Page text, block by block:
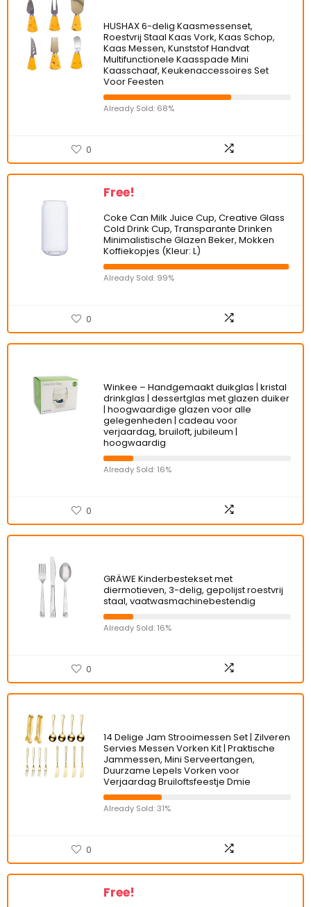
HUSHAX 6-delig Kaasmessenset,
Roestvrij Staal Kaas Vork, Kaas Schop,
Kaas Messen, Kunststof Handvat
Multifunctionele Kaasspade Mini
Kaasschaaf, Keukenaccessoires Set
Voor Feesten
Already Sold: 68%
0
Free!
Coke Can Milk Juice Cup, Creative Glass
Cold Drink Cup, Transparante Drinken
Minimalistische Glazen Beker, Mokken
Koffiekopjes (Kleur: L)
Already Sold: 99%
0
Winkee – Handgemaakt duikglas | kristal
drinkglas | dessertglas met glazen duiker
| hoogwaardige glazen voor alle
gelegenheden | cadeau voor
verjaardag, bruiloft, jubileum |
hoogwaardig
Already Sold: 16%
0
GRÄWE Kinderbestekset met
diermotieven, 3-delig, gepolijst roestvrij
staal, vaatwasmachinebestendig
Already Sold: 16%
0
14 Delige Jam Strooimessen Set | Zilveren
Servies Messen Vorken Kit | Praktische
Jammessen, Mini Serveertangen,
Duurzame Lepels Vorken voor
Verjaardag Bruiloftsfeestje Dmie
Already Sold: 31%
0
Free!